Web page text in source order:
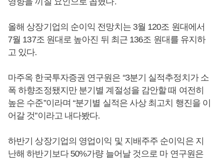
올해 상장기업의 순이익 전망치는 3월 120조 원대에서
7월 137조 원대로 높아진 뒤 최근 136조 원대를 유지하
고 있다.
마주옥 한국투자증권 연구원은 “3분기 실적추정치가 소
폭 하향조정됐지만 분기별 계절성을 감안할 때 여전히
높은 수준”이라며 “분기별 실적은 사상 최고치 행진을 이
어갈 것”이라고 내다봤다.
하반기 상장기업의 영업이익 및 지배주주 순이익은 지
난해 하반기보다 50%가량 늘어날 것으로 마 연구원은